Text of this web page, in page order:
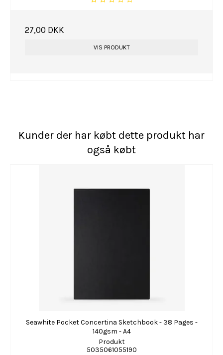
27,00 DKK
VIS PRODUKT
Kunder der har købt dette produkt har
også købt
Seawhite Pocket Concertina Sketchbook - 38 Pages -
140gsm - A4
Produkt
5035061055190